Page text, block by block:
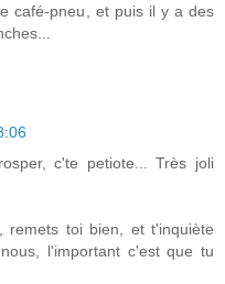
café-pneu, et puis il y a des
c'te petiote... Très joli
remets toi bien, et t'inquiète
l'important c'est que tu